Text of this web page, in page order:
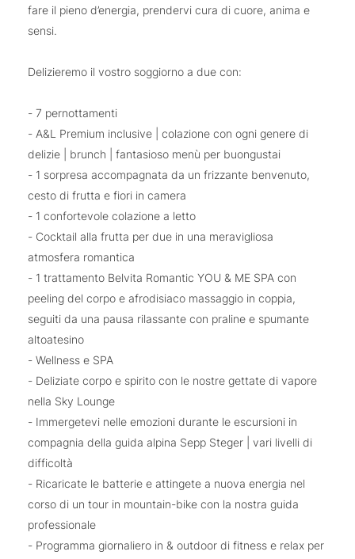
fare il pieno d’energia, prendervi cura di cuore, anima e
sensi.
Delizieremo il vostro soggiorno a due con:
- 7 pernottamenti
- A&L Premium inclusive | colazione con ogni genere di
delizie | brunch | fantasioso menù per buongustai
- 1 sorpresa accompagnata da un frizzante benvenuto,
cesto di frutta e fiori in camera
- 1 confortevole colazione a letto
- Cocktail alla frutta per due in una meravigliosa
atmosfera romantica
- 1 trattamento Belvita Romantic YOU & ME SPA con
peeling del corpo e afrodisiaco massaggio in coppia,
seguiti da una pausa rilassante con praline e spumante
altoatesino
- Wellness e SPA
- Deliziate corpo e spirito con le nostre gettate di vapore
nella Sky Lounge
- Immergetevi nelle emozioni durante le escursioni in
compagnia della guida alpina Sepp Steger | vari livelli di
difficoltà
- Ricaricate le batterie e attingete a nuova energia nel
corso di un tour in mountain-bike con la nostra guida
professionale
- Programma giornaliero in & outdoor di fitness e relax per